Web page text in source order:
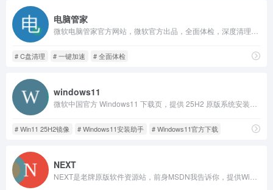
电脑管家
# C盘清理 # 一键加速 # 全面体检
windows11
# Win11 25H2镜像 # Windows11安装助手 # Windows11官方下载
NEXT